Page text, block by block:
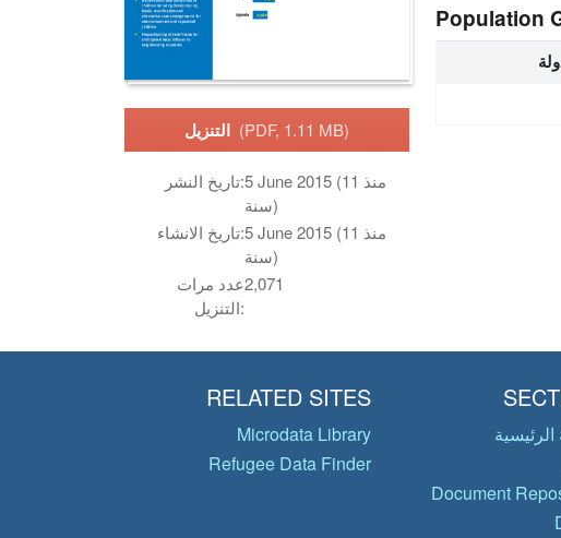
(PDF, 1.11 MB)
تاريخ النشر:5 June 2015 (منذ 11
سنة)
تاريخ الانشاء:5 June 2015 (منذ 11
سنة)
عدد مرات
التنزيل:
2,071
Population
Document
RELATED SITES
Microdata Library
Refugee Data Finder